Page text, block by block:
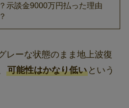
示談金9000万円払った理由
レーな状態のまま地上波復
可能性はかなり低いという